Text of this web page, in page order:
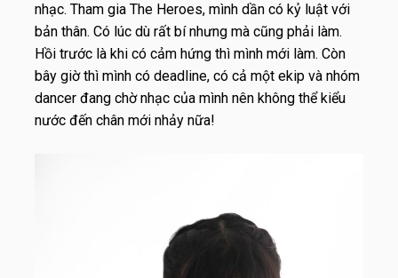
nhạc. Tham gia The Heroes, mình dần có kỷ luật với
bản thân. Có lúc dù rất bí nhưng mà cũng phải làm.
Hồi trước là khi có cảm hứng thì mình mới làm. Còn
bây giờ thì mình có deadline, có cả một ekip và nhóm
dancer đang chờ nhạc của mình nên không thể kiểu
nước đến chân mới nhảy nữa!